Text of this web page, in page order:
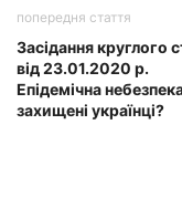
попередня стаття
Засідання круглого
від 23.01.2020 р.
Епідемічна
захищені українці?